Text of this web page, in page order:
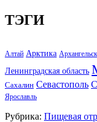
ТЭГИ
Алтай Арктика
Ленинградская область
Сахалин Севастополь
Ярославль
Рубрика: Пищевая